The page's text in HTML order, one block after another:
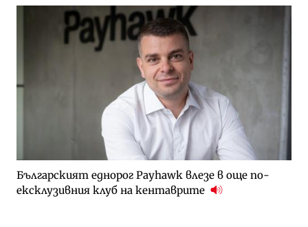
Българският еднорог Payhawk влезе в още по-
ексклузивния клуб на кентаврите